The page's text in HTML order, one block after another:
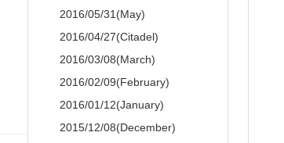
2016/05/31(May)
2016/04/27(Citadel)
2016/03/08(March)
2016/02/09(February)
2016/01/12(January)
2015/12/08(December)